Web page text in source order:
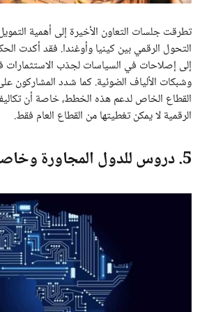
تطرقت جلسات التعاون الأخيرة إلى أهمية
التحول الرقمي بين كينيا وأوغندا. فقد أكدت
إلى إصلاحات في السياسات لجذب الاستثمارات
وشبكات الألياف الضوئية. كما شدد المشاركون
القطاع الخاص لدعم هذه الخطط، خاصة أن
الرقمية لا يمكن تغطيتها من القطاع العام فقط.
5. دروس للدول المجاورة وخاصة الصومال